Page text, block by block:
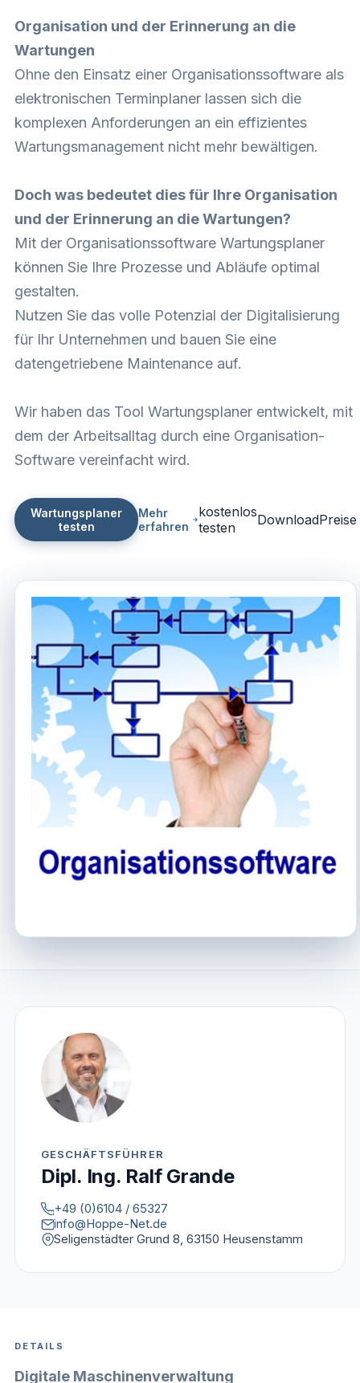
Organisation und der Erinnerung an die
Wartungen
Ohne den Einsatz einer Organisationssoftware als
elektronischen Terminplaner lassen sich die
komplexen Anforderungen an ein effizientes
Wartungsmanagement nicht mehr bewältigen.
Doch was bedeutet dies für Ihre Organisation
und der Erinnerung an die Wartungen?
Mit der Organisationssoftware Wartungsplaner
können Sie Ihre Prozesse und Abläufe optimal
gestalten.
Nutzen Sie das volle Potenzial der Digitalisierung
für Ihr Unternehmen und bauen Sie eine
datengetriebene Maintenance auf.
Wir haben das Tool Wartungsplaner entwickelt, mit
dem der Arbeitsalltag durch eine Organisation-
Software vereinfacht wird.
Wartungsplaner
testen
Mehr
erfahren
kostenlos
testen
DownloadPreise
GESCHÄFTSFÜHRER
Dipl. Ing. Ralf Grande
+49 (0)6104 / 65327
info@Hoppe-Net.de
Seligenstädter Grund 8, 63150 Heusenstamm
DETAILS
Digitale Maschinenverwaltung